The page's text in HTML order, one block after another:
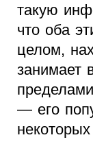
такую
что оба
целом,
занимает
— его